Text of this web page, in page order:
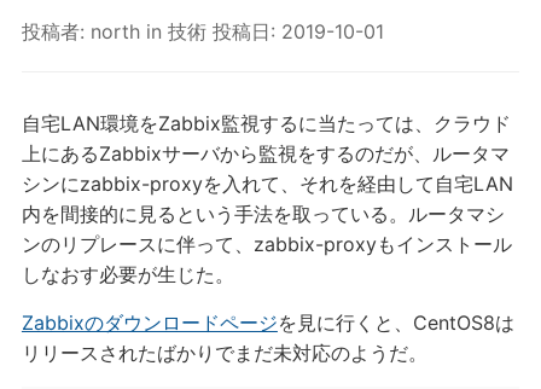
投稿者: north in 技術投稿日: 2019-10-01
自宅LAN環境をZabbix監視するに当たっては、クラウド
上にあるZabbixサーバから監視をするのだが、ルータマ
シンにzabbix-proxyを入れて、それを経由して自宅LAN
内を間接的に見るという手法を取っている。ルータマシ
ンのリプレースに伴って、zabbix-proxyもインストール
しなおす必要が生じた。
Zabbixのダウンロードページを見に行くと、CentOS8は
リリースされたばかりでまだ未対応のようだ。